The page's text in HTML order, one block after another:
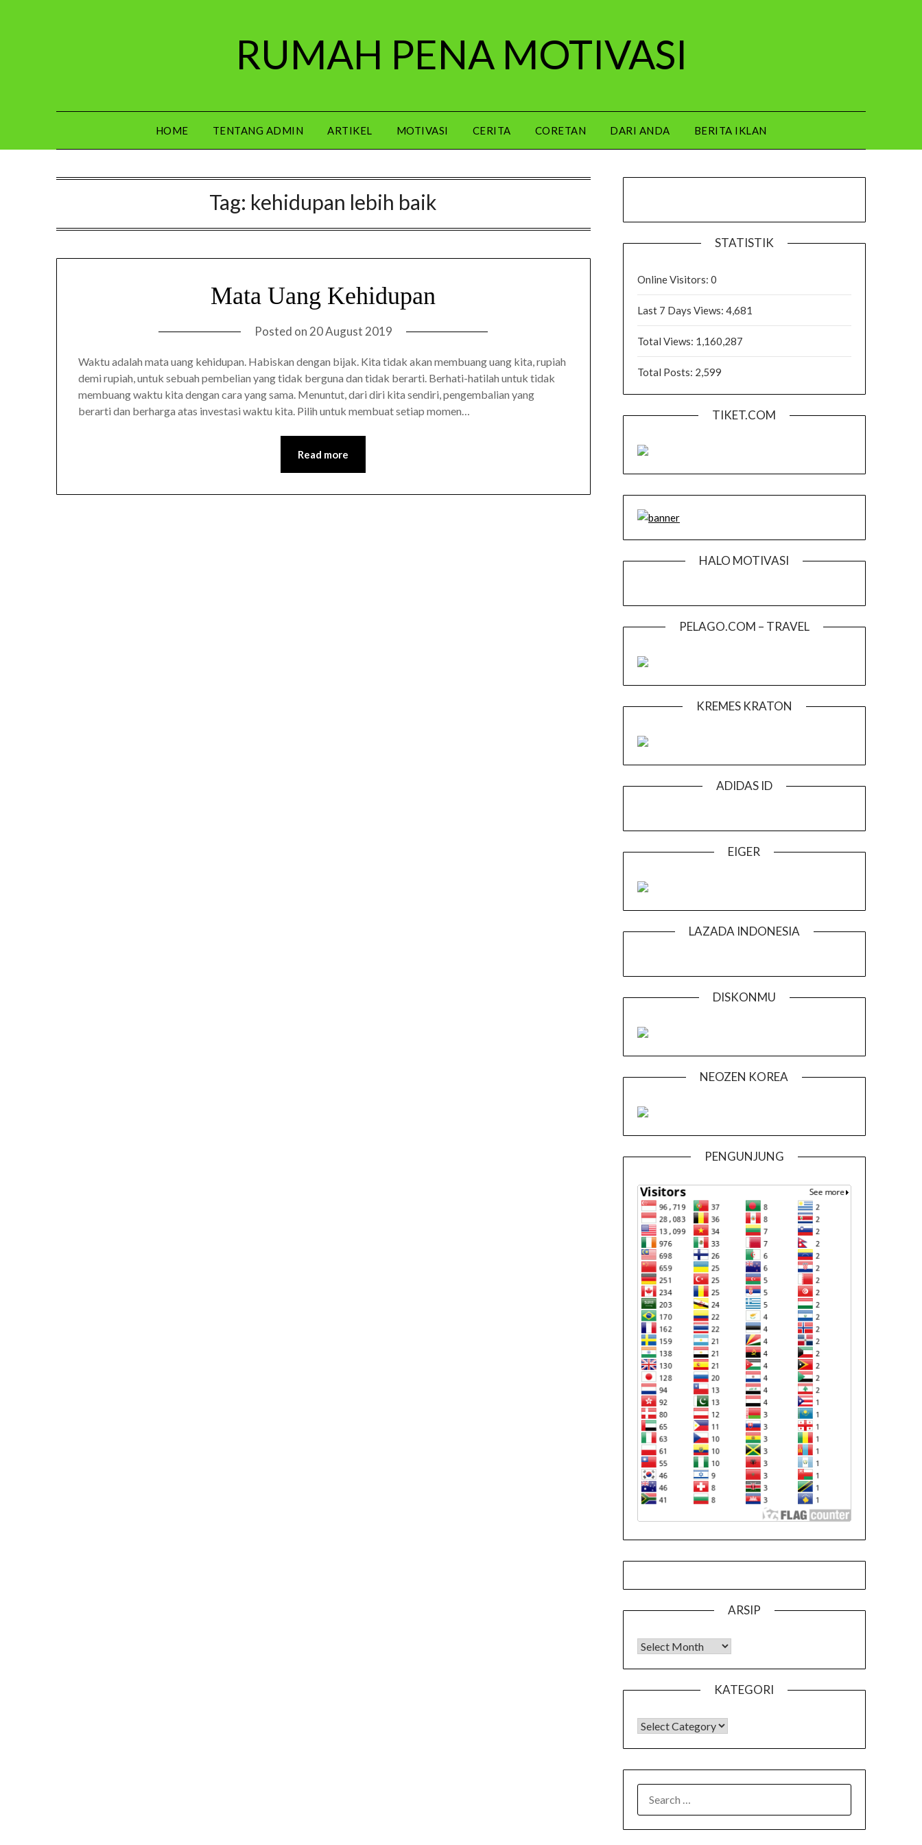
RUMAH PENA MOTIVASI
HOME TENTANG ADMIN ARTIKEL MOTIVASI CERITA CORETAN DARI ANDA BERITA IKLAN
Tag: kehidupan lebih baik
Mata Uang Kehidupan
Posted on 20 August 2019
Waktu adalah mata uang kehidupan. Habiskan dengan bijak. Kita tidak akan membuang uang kita, rupiah
demi rupiah, untuk sebuah pembelian yang tidak berguna dan tidak berarti. Berhati-hatilah untuk tidak
membuang waktu kita dengan cara yang sama. Menuntut, dari diri kita sendiri, pengembalian yang
berarti dan berharga atas investasi waktu kita. Pilih untuk membuat setiap momen…
Read more
STATISTIK
Online Visitors: 0
Last 7 Days Views: 4,681
Total Views: 1,160,287
Total Posts: 2,599
TIKET.COM
HALO MOTIVASI
PELAGO.COM – TRAVEL
KREMES KRATON
ADIDAS ID
EIGER
LAZADA INDONESIA
DISKONMU
NEOZEN KOREA
PENGUNJUNG
ARSIP
Arsip
KATEGORI
KATEGORI
FOR: